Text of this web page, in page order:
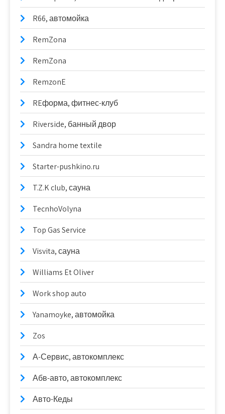
R66, автомойка
RemZona
RemZona
RemzonE
REформа, фитнес-клуб
Riverside, банный двор
Sandra home textile
Starter-pushkino.ru
T.Z.K club, сауна
TecnhoVolyna
Top Gas Service
Visvita, сауна
Williams Et Oliver
Work shop auto
Yanamoyke, автомойка
Zos
А-Сервис, автокомплекс
Абв-авто, автокомплекс
Авто-Кеды